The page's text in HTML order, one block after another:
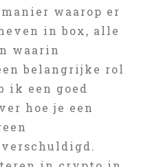
waarop er
in box, alle
waarin
belangrijke rol
ik een goed
hoe je een